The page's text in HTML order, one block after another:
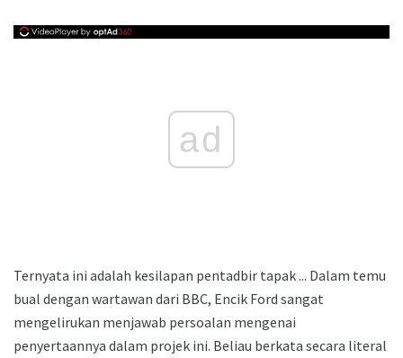
ad
Ternyata ini adalah kesilapan pentadbir tapak ... Dalam temu
bual dengan wartawan dari BBC, Encik Ford sangat
mengelirukan menjawab persoalan mengenai
penyertaannya dalam projek ini. Beliau berkata secara literal